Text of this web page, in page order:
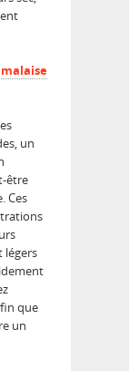
un
être
Ces
légers
que
un